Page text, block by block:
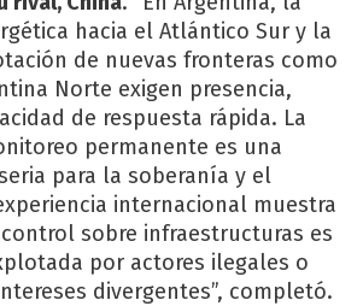
hacia el Atlántico Sur y la
de nuevas fronteras como
Norte exigen presencia,
de respuesta rápida. La
permanente es una
para la soberanía y el
internacional muestra
sobre infraestructuras es
por actores ilegales o
divergentes”, completó.